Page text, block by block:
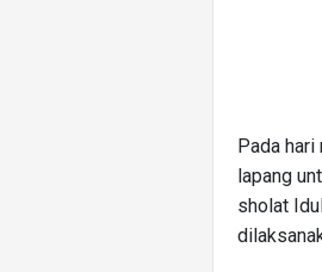
Pada
lapang
sholat